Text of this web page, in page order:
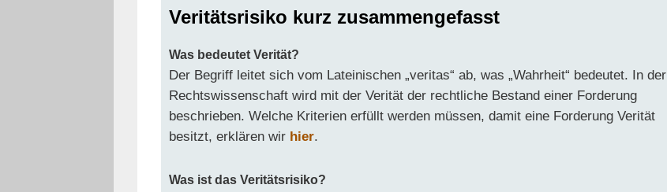
Veritätsrisiko kurz zusammengefasst
Was bedeutet Verität?
Der Begriff leitet sich vom Lateinischen „veritas“ ab, was „Wahrheit“ bedeutet. In der
Rechtswissenschaft wird mit der Verität der rechtliche Bestand einer Forderung
beschrieben. Welche Kriterien erfüllt werden müssen, damit eine Forderung Verität
besitzt, erklären wir hier.
Was ist das Veritätsrisiko?